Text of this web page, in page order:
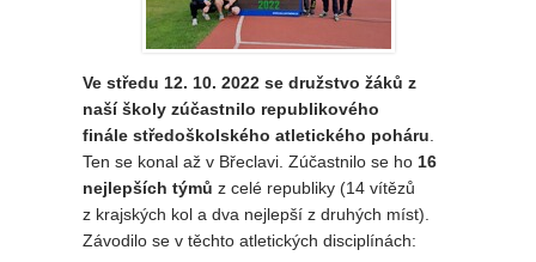
Ve středu 12. 10. 2022 se družstvo žáků z
naší školy zúčastnilo republikového
finále středoškolského atletického poháru.
Ten se konal až v Břeclavi. Zúčastnilo se ho 16
nejlepších týmů z celé republiky (14 vítězů
z krajských kol a dva nejlepší z druhých míst).
Závodilo se v těchto atletických disciplínách: